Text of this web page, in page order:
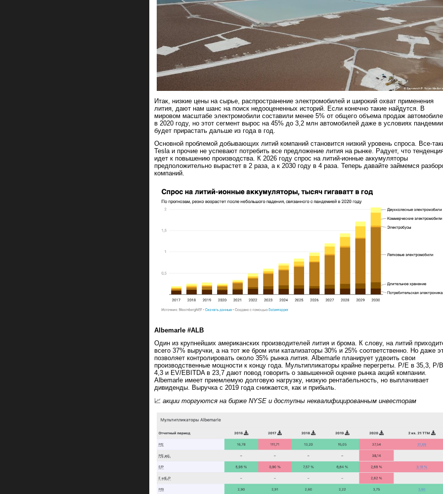
Итак, низкие цены на сырье, распространение электромобилей и широкий охват применения
лития, дают нам шанс на поиск недооцененных историй. Если конечно такие найдутся. В
мировом масштабе электромобили составили менее 5% от общего объема продаж
в 2020 году, но этот сегмент вырос на 45% до 3,2 млн автомобилей даже в условиях
будет прирастать дальше из года в год.
Основной проблемой добывающих литий компаний становится низкий уровень спроса. Все-
Tesla и прочие не успевают потребить все предложение лития на рынке. Радует, что
идет к повышению производства. К 2026 году спрос на литий-ионные аккумуляторы
предположительно вырастет в 2 раза, а к 2030 году в 4 раза. Теперь давайте займемся
компаний.
Albemarle #ALB
Один из крупнейших американских производителей лития и брома. К слову, на литий
всего 37% выручки, а на тот же бром или катализаторы 30% и 25% соответственно. Но даже
позволяет контролировать около 35% рынка лития. Albemarle планирует удвоить свои
производственные мощности к концу года. Мультипликаторы крайне перегреты. P/E в 35,3, P/
4,3 и EV/EBITDA в 23,7 дают повод говорить о завышенной оценке рынка акций компании.
Albemarle имеет приемлемую долговую нагрузку, низкую рентабельность, но выплачивает
дивиденды. Выручка с 2019 года снижается, как и прибыль.
📈 акции торгуются на бирже NYSE и доступны неквалифицированным инвесторам